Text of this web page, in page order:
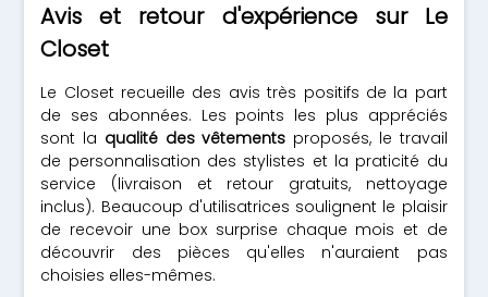
Avis et retour d'expérience sur Le
Closet
Le Closet recueille des avis très positifs de la part
de ses abonnées. Les points les plus appréciés
sont la qualité des vêtements proposés, le travail
de personnalisation des stylistes et la praticité du
service (livraison et retour gratuits, nettoyage
inclus). Beaucoup d'utilisatrices soulignent le plaisir
de recevoir une box surprise chaque mois et de
découvrir des pièces qu'elles n'auraient pas
choisies elles-mêmes.